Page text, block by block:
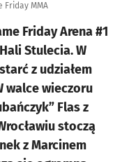
Friday MMA
Friday Arena #1
Stulecia. W
z udziałem
walce wieczoru
Flas z
stoczą
z Marcinem